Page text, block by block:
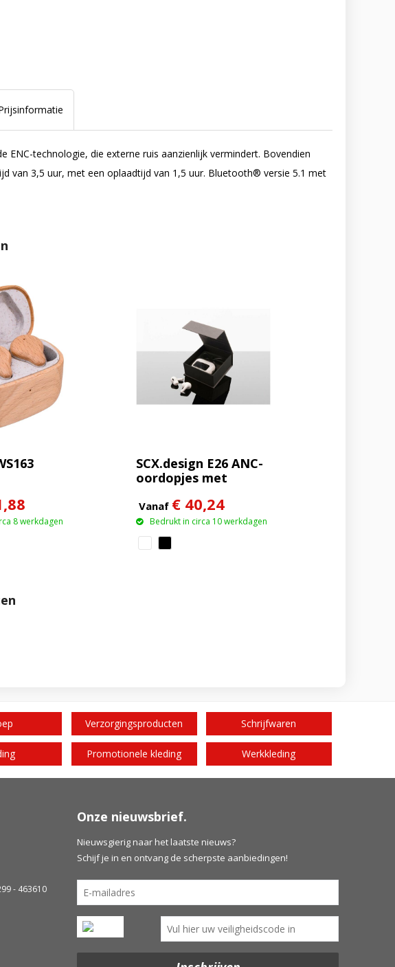
ENC-technologie, die externe ruis aanzienlijk vermindert. Bovendien
van 3,5 uur, met een oplaadtijd van 1,5 uur. Bluetooth® versie 5.1 met
8 werkdagen
SCX.design E26 ANC-
oordopjes met
interactief
touchscreen
Vanaf € 40,24
Bedrukt in circa 10 werkdagen
Verzorgingsproducten Schrijfwaren
Promotionele kleding Werkkleding
- 463610
Onze nieuwsbrief.
Nieuwsgierig naar het laatste nieuws?
Schijf je in en ontvang de scherpste aanbiedingen!